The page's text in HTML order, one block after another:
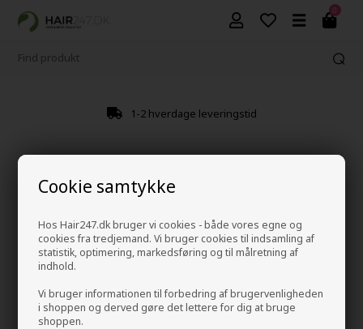
Cookie samtykke
Hos Hair247.dk bruger vi cookies - både vores egne og
cookies fra tredjemand. Vi bruger cookies til indsamling af
statistik, optimering, markedsføring og til målretning af
indhold.
Vi bruger informationen til forbedring af brugervenligheden
i shoppen og derved gøre det lettere for dig at bruge
shoppen.
0
1-2 hverdage leveringstid